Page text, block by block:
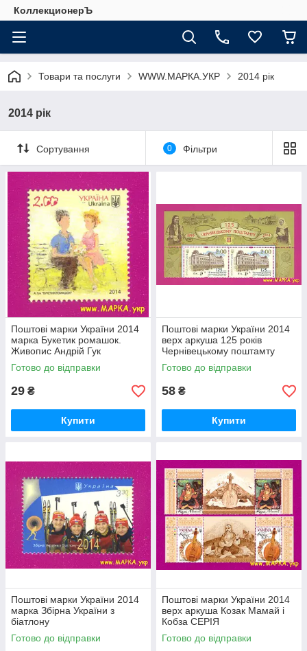
КоллекционерЪ
Товари та послуги WWW.МАРКА.УКР 2014 рік
2014 рік
Сортування 0 Фільтри
Поштові марки України 2014
марка Букетик ромашок.
Живопис Андрій Гук
Готово до відправки
29 ₴
Купити
Поштові марки України 2014
верх аркуша 125 років
Чернівецькому поштамту
Готово до відправки
58 ₴
Купити
Поштові марки України 2014
марка Збірна України з
біатлону
Готово до відправки
Поштові марки України 2014
верх аркуша Козак Мамай і
Кобза СЕРІЯ
Готово до відправки